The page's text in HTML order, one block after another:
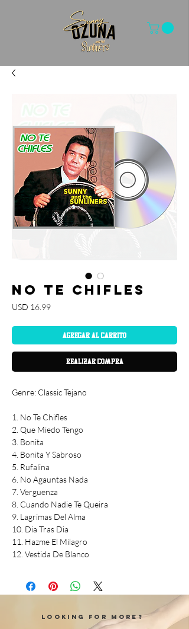
No Te Chifles
USD 16.99Precio
Agregar al carrito
Realizar compra
Genre: Classic Tejano
1. No Te Chifles
2. Que Miedo Tengo
3. Bonita
4. Bonita Y Sabroso
5. Rufalina
6. No Agauntas Nada
7. Verguenza
8. Cuando Nadie Te Queira
9. Lagrimas Del Alma
10. Dia Tras Dia
11. Hazme El Milagro
12. Vestida De Blanco
Looking for More?